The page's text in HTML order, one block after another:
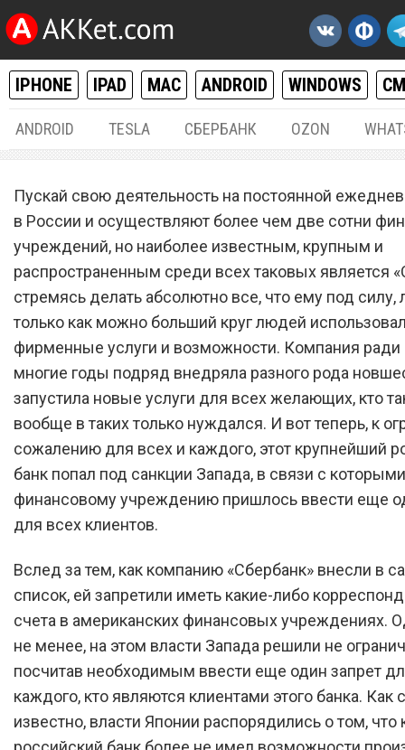
IPHONE IPAD MAC ANDROID WINDOWS
ANDROID TESLA СБЕРБАНК OZON
Полная приостановка.
«Сбербанк» ввел еще
запрет для всех
Пускай свою деятельность на постоянной
в России и осуществляют более чем две сотни
учреждений, но наиболее известным, крупным и
распространенным среди всех таковых является
стремясь делать абсолютно все, что ему под
только как можно больший круг людей
фирменные услуги и возможности. Компания ради
многие годы подряд внедряла разного рода
запустила новые услуги для всех желающих, кто
вообще в таких только нуждался. И вот теперь, к
сожалению для всех и каждого, этот крупнейший
банк попал под санкции Запада, в связи с которыми
финансовому учреждению пришлось ввести еще
для всех клиентов.
Вслед за тем, как компанию «Сбербанк» внесли в
список, ей запретили иметь какие-либо
счета в американских финансовых учреждениях.
не менее, на этом власти Запада решили не
посчитав необходимым ввести еще один запрет
каждого, кто являются клиентами этого банка. Как
известно, власти Японии распорядились о том,